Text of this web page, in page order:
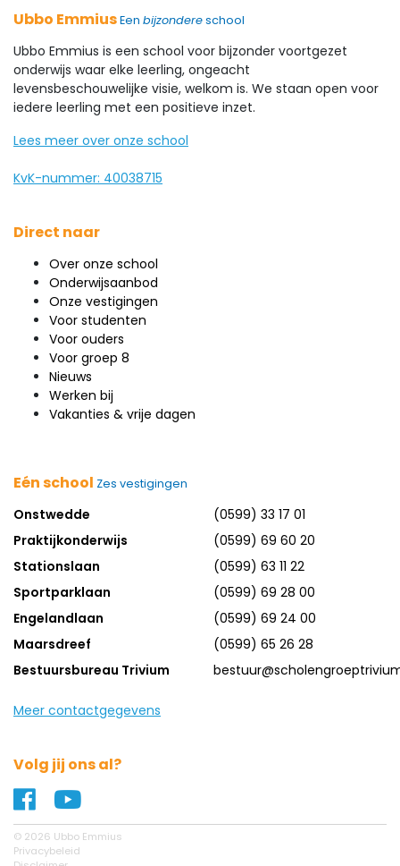
Ubbo EmmiusEen bijzondereschool
Ubbo Emmius is een school voor bijzonder voortgezet
onderwijs waar elke leerling, ongeacht
levensbeschouwelijke visie, welkom is. We staan open voor
iedere leerling met een positieve inzet.
Lees meer over onze school
KvK-nummer: 40038715
Direct naar
Over onze school
Onderwijsaanbod
Onze vestigingen
Voor studenten
Voor ouders
Voor groep 8
Nieuws
Werken bij
Vakanties & vrije dagen
Eén school Zes vestigingen
Onstwedde
(0599) 33 17 01
Praktijkonderwijs
(0599) 69 60 20
Stationslaan
(0599) 63 11 22
Sportparklaan
(0599) 69 28 00
Engelandlaan
(0599) 69 24 00
Maarsdreef
(0599) 65 26 28
Bestuursbureau Trivium
Meer contactgegevens
Volg jij ons al?
Naar ons Facebook profiel
© 2026 Ubbo Emmius
Privacybeleid